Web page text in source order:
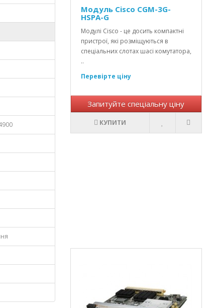
Модуль Cisco CGM-3G-
HSPA-G
Модулі Cisco - це досить компактні
пристрої, які розміщуються в
спеціальних слотах шасі комутатора,
..
Перевірте ціну
Запитуйте спеціальну ціну
КУПИТИ